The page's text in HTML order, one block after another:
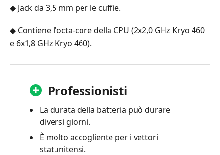
◆ Jack da 3,5 mm per le cuffie.
◆ Contiene l'octa-core della CPU (2x2,0 GHz Kryo 460
e 6x1,8 GHz Kryo 460).
Professionisti
La durata della batteria può durare
diversi giorni.
È molto accogliente per i vettori
statunitensi.